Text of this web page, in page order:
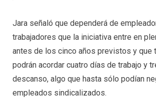
Jara señaló que dependerá de
trabajadores que la iniciativa entre en
antes de los cinco años previstos y que
podrán acordar cuatro días de trabajo y
descanso, algo que hasta sólo podían
empleados sindicalizados.